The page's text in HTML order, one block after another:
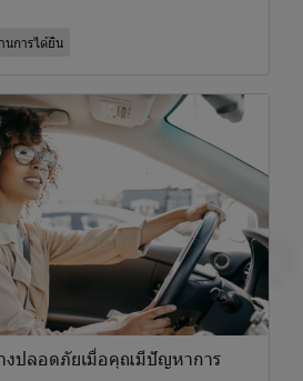
นการได้ยิน
งปลอดภัยเมื่อคุณมีปัญหาการ